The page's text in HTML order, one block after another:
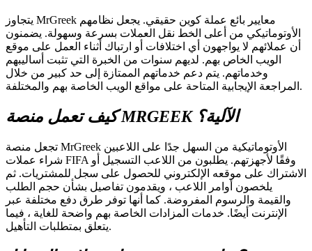
يتجاوز MrGreek معايير بائع عملة كوين حقيقي. يجعل نظامهم
الأوتوماتيكي من أعلى الخط نقل العملات بسرعة وسهولة. يضمنون
أن عملائهم لا يواجهون أي اختلافات أو ارتباك أثناء العمل على موقع
الويب الخاص بهم. لديهم سنوات من الخبرة التي تثبت أساليبهم
وخدماتهم. يتم دعم خدماتهم الممتازة إلى حد كبير من خلال
المراجعة الإيجابية المتاحة على مواقع الويب الخاصة بهم والمختلفة.
كيف تعمل منصة MRGEEK الآلية؟
تجعل منصة MrGreek الأوتوماتيكية من السهل جدًا على اللاعبين
شراء عملات FIFA وفقًا لأجهزتهم. يطلبون من اللاعب التسجيل أو
الاشتراك على موقعه الإلكتروني للحصول على سجل للمشتريات. ثم
يلخصون أوامر اللاعب ، ويقدمون تفاصيل بشأن حجم الطلب
والقيمة والرسوم المفروضة. كما أنها توفر طرق دفع مختلفة عبر
الإنترنت أيضًا. خدمات المزادات الخاصة بهم واضحة للغاية ، فيما
يتعلق بمتطلبات التأهيل.